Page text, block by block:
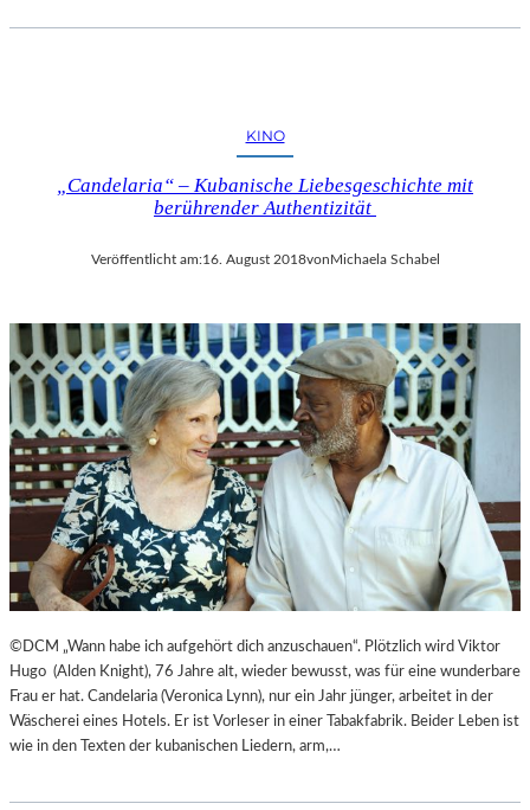
KINO
„Candelaria“ – Kubanische Liebesgeschichte mit
berührender Authentizität
Veröffentlicht am:16. August 2018vonMichaela Schabel
©DCM „Wann habe ich aufgehört dich anzuschauen“. Plötzlich wird Viktor
Hugo (Alden Knight), 76 Jahre alt, wieder bewusst, was für eine wunderbare
Frau er hat. Candelaria (Veronica Lynn), nur ein Jahr jünger, arbeitet in der
Wäscherei eines Hotels. Er ist Vorleser in einer Tabakfabrik. Beider Leben ist
wie in den Texten der kubanischen Liedern, arm,…